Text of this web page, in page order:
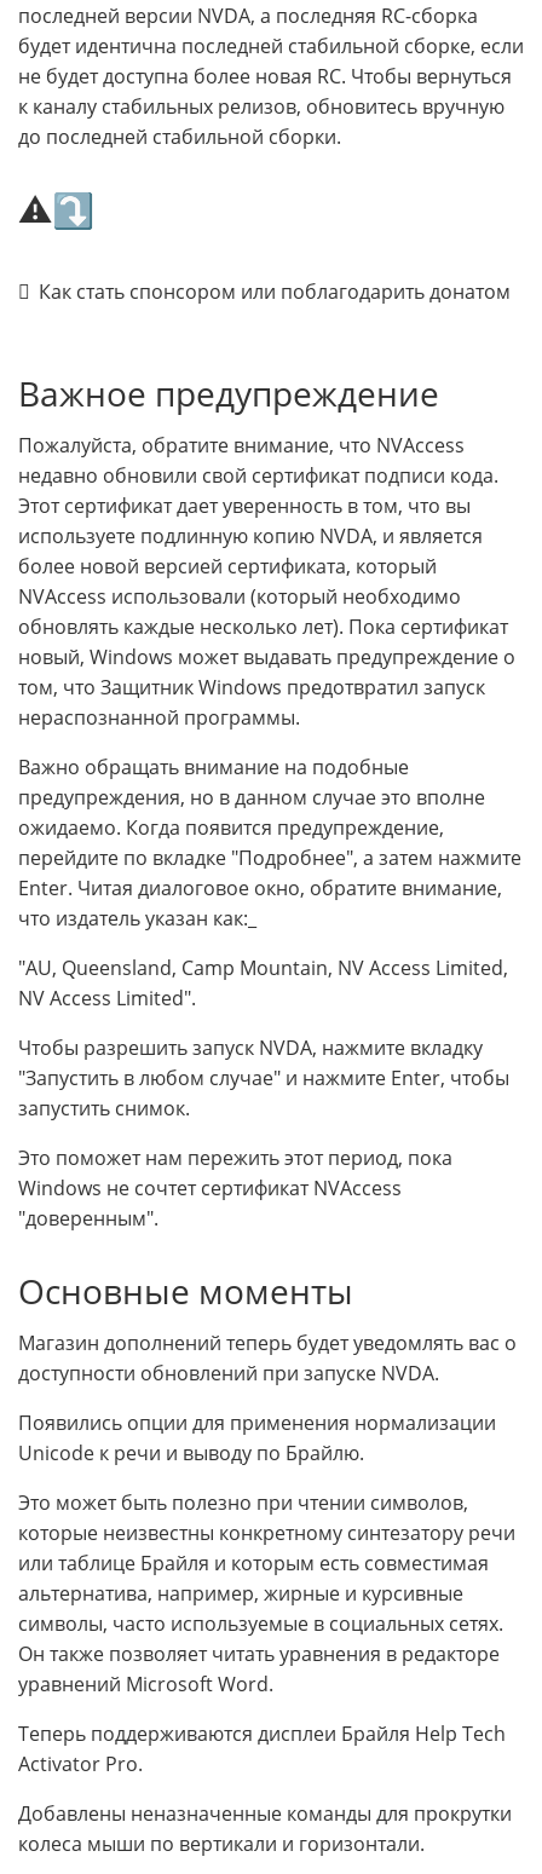
последней версии NVDA, а последняя RC-сборка
будет идентична последней стабильной сборке, если
не будет доступна более новая RC. Чтобы вернуться
к каналу стабильных релизов, обновитесь вручную
до последней стабильной сборки.
⚠⤵
Как стать спонсором или поблагодарить донатом
Важное предупреждение
Пожалуйста, обратите внимание, что NVAccess
недавно обновили свой сертификат подписи кода.
Этот сертификат дает уверенность в том, что вы
используете подлинную копию NVDA, и является
более новой версией сертификата, который
NVAccess использовали (который необходимо
обновлять каждые несколько лет). Пока сертификат
новый, Windows может выдавать предупреждение о
том, что Защитник Windows предотвратил запуск
нераспознанной программы.
Важно обращать внимание на подобные
предупреждения, но в данном случае это вполне
ожидаемо. Когда появится предупреждение,
перейдите по вкладке "Подробнее", а затем нажмите
Enter. Читая диалоговое окно, обратите внимание,
что издатель указан как:_
"AU, Queensland, Camp Mountain, NV Access Limited,
NV Access Limited".
Чтобы разрешить запуск NVDA, нажмите вкладку
"Запустить в любом случае" и нажмите Enter, чтобы
запустить снимок.
Это поможет нам пережить этот период, пока
Windows не сочтет сертификат NVAccess
"доверенным".
Основные моменты
Магазин дополнений теперь будет уведомлять вас о
доступности обновлений при запуске NVDA.
Появились опции для применения нормализации
Unicode к речи и выводу по Брайлю.
Это может быть полезно при чтении символов,
которые неизвестны конкретному синтезатору речи
или таблице Брайля и которым есть совместимая
альтернатива, например, жирные и курсивные
символы, часто используемые в социальных сетях.
Он также позволяет читать уравнения в редакторе
уравнений Microsoft Word.
Теперь поддерживаются дисплеи Брайля Help Tech
Activator Pro.
Добавлены неназначенные команды для прокрутки
колеса мыши по вертикали и горизонтали.